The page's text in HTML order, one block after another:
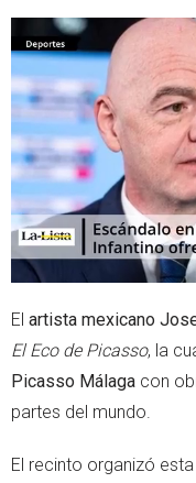
i
t
t
e
r
a
t
s
a
p
p
El artista mexicano
El Eco de Picasso, la
Picasso Málaga con
partes del mundo.
El recinto organizó